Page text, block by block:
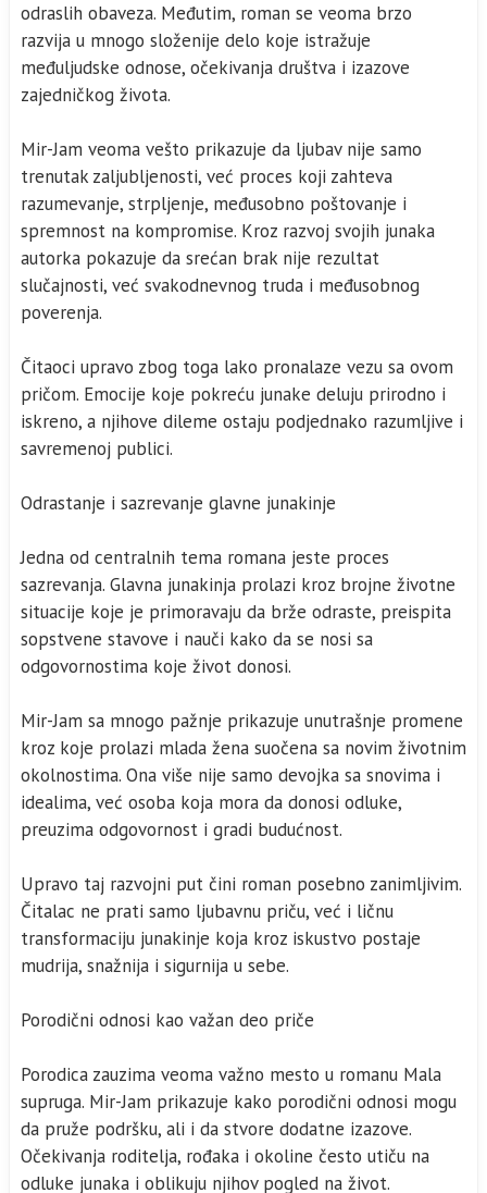
odraslih obaveza. Međutim, roman se veoma brzo
razvija u mnogo složenije delo koje istražuje
međuljudske odnose, očekivanja društva i izazove
zajedničkog života.
Mir-Jam veoma vešto prikazuje da ljubav nije samo
trenutak zaljubljenosti, već proces koji zahteva
razumevanje, strpljenje, međusobno poštovanje i
spremnost na kompromise. Kroz razvoj svojih junaka
autorka pokazuje da srećan brak nije rezultat
slučajnosti, već svakodnevnog truda i međusobnog
poverenja.
Čitaoci upravo zbog toga lako pronalaze vezu sa ovom
pričom. Emocije koje pokreću junake deluju prirodno i
iskreno, a njihove dileme ostaju podjednako razumljive i
savremenoj publici.
Odrastanje i sazrevanje glavne junakinje
Jedna od centralnih tema romana jeste proces
sazrevanja. Glavna junakinja prolazi kroz brojne životne
situacije koje je primoravaju da brže odraste, preispita
sopstvene stavove i nauči kako da se nosi sa
odgovornostima koje život donosi.
Mir-Jam sa mnogo pažnje prikazuje unutrašnje promene
kroz koje prolazi mlada žena suočena sa novim životnim
okolnostima. Ona više nije samo devojka sa snovima i
idealima, već osoba koja mora da donosi odluke,
preuzima odgovornost i gradi budućnost.
Upravo taj razvojni put čini roman posebno zanimljivim.
Čitalac ne prati samo ljubavnu priču, već i ličnu
transformaciju junakinje koja kroz iskustvo postaje
mudrija, snažnija i sigurnija u sebe.
Porodični odnosi kao važan deo priče
Porodica zauzima veoma važno mesto u romanu Mala
supruga. Mir-Jam prikazuje kako porodični odnosi mogu
da pruže podršku, ali i da stvore dodatne izazove.
Očekivanja roditelja, rođaka i okoline često utiču na
odluke junaka i oblikuju njihov pogled na život.